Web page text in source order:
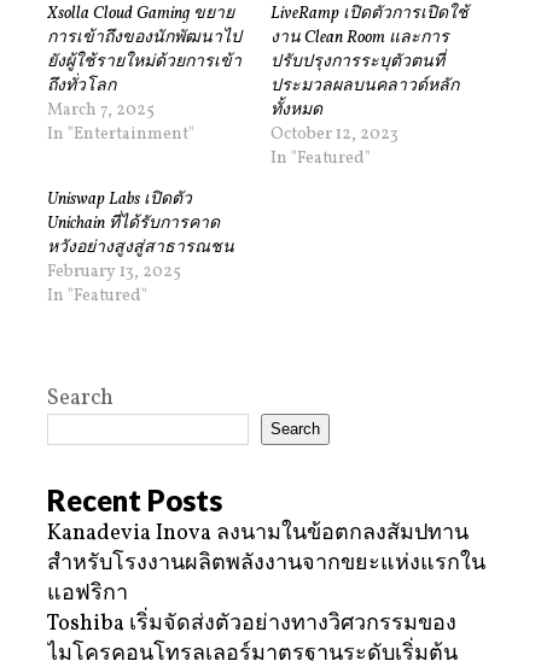
Xsolla Cloud Gaming ขยาย
การเข้าถึงของนักพัฒนาไป
ยังผู้ใช้รายใหม่ด้วยการเข้า
ถึงทั่วโลก
March 7, 2025
In "Entertainment"
LiveRamp เปิดตัวการเปิดใช้
งาน Clean Room และการ
ปรับปรุงการระบุตัวตนที่
ประมวลผลบนคลาวด์หลัก
ทั้งหมด
October 12, 2023
In "Featured"
Uniswap Labs เปิดตัว
Unichain ที่ได้รับการคาด
หวังอย่างสูงสู่สาธารณชน
February 13, 2025
In "Featured"
Search
Search
Recent Posts
Kanadevia Inova ลงนามในข้อตกลงสัมปทาน
สำหรับโรงงานผลิตพลังงานจากขยะแห่งแรกใน
แอฟริกา
Toshiba เริ่มจัดส่งตัวอย่างทางวิศวกรรมของ
ไมโครคอนโทรลเลอร์มาตรฐานระดับเริ่มต้น